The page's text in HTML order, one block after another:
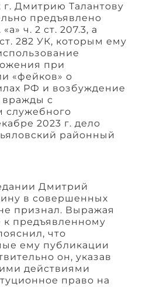
г. Дмитрию Талантову
предъявлено
ч. 2 ст. 207.3, а
282 УК, которым ему
при
«фейков» о
РФ и возбуждение
вражды с
служебного
2023 г. дело
районный
Дмитрий
в совершенных
признал. Выражая
предъявленному
что
ему публикации
он, указав
действиями
право на